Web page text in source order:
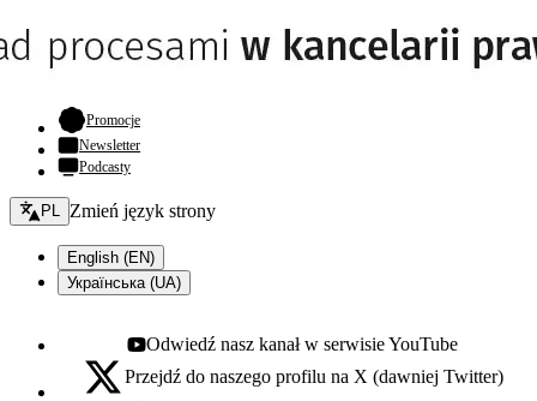
Promocje- otwiera się w nowej karcie
Newsletter
Podcasty
Zmień język - bieżący:
PL Zmień język strony
English (EN)
Українська (UA)
Youtube - otwiera się w nowej karcie
Odwiedź nasz kanał w serwisie YouTube
X - otwiera się w nowej karcie
Przejdź do naszego profilu na X (dawniej Twitter)